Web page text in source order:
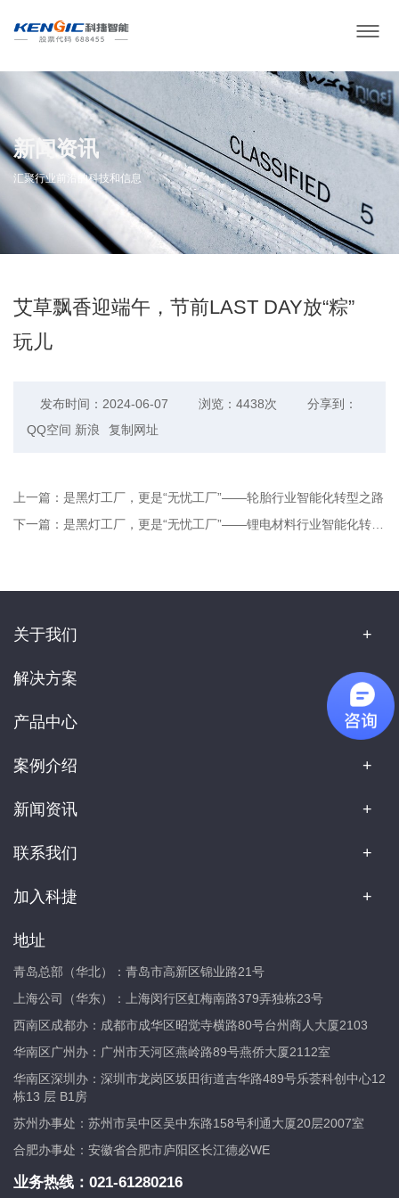
新闻资讯
汇聚行业前沿的科技和信息
艾草飘香迎端午，节前LAST DAY放“粽”
玩儿
发布时间：2024-06-07 浏览：4438次
分享到：
QQ空间 新浪 复制网址
上一篇： 是黑灯工厂，更是“无忧工厂”——轮胎行业智能化转型之路
下一篇： 是黑灯工厂，更是“无忧工厂”——锂电材料行业智能化转型之路
关于我们
解决方案
产品中心
案例介绍
新闻资讯
联系我们
加入科捷
地址
青岛总部（华北）：青岛市高新区锦业路21号
上海公司（华东）：上海闵行区虹梅南路379弄独栋23号
西南区成都办：成都市成华区昭觉寺横路80号台州商人大厦2103
华南区广州办：广州市天河区燕岭路89号燕侨大厦2112室
华南区深圳办：深圳市龙岗区坂田街道吉华路489号乐荟科创中心12
栋13 层 B1房
苏州办事处：苏州市吴中区吴中东路158号利通大厦20层2007室
合肥办事处：安徽省合肥市庐阳区长江德必WE
业务热线： 021-61280216